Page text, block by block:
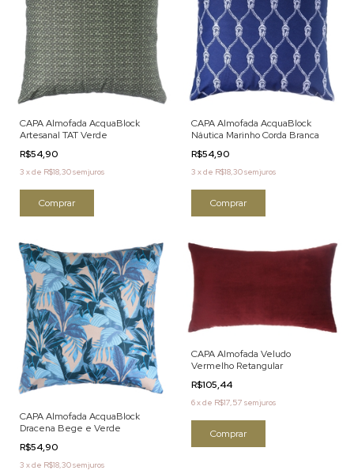
CAPA Almofada AcquaBlock
Artesanal TAT Verde
R$54,90
3 xde R$18,30sem juros
CAPA Almofada AcquaBlock
Náutica Marinho Corda Branca
R$54,90
3 xde R$18,30sem juros
CAPA Almofada AcquaBlock
Dracena Bege e Verde
R$54,90
3 xde R$18,30sem juros
CAPA Almofada Veludo
Vermelho Retangular
R$105,44
6xde R$17,57 sem juros